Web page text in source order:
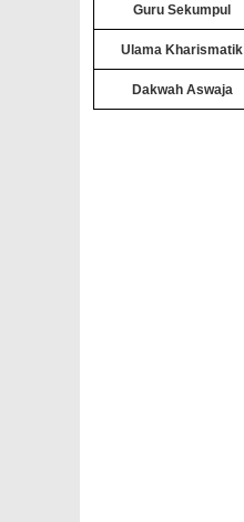
Guru Sekumpul
Ulama Kharismatik
Dakwah Aswaja